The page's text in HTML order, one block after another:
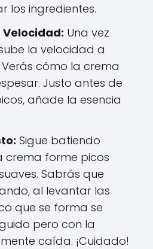
los ingredientes.
Una vez
la velocidad a
cómo la crema
Justo antes de
añade la esencia
Sigue batiendo
crema forme picos
Sabrás que
al levantar las
que se forma se
pero con la
caída. ¡Cuidado!